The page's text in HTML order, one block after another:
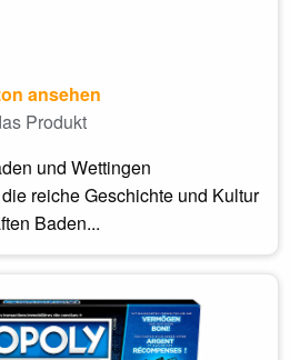
ansehen
Produkt
und Wettingen
reiche Geschichte und Kultur
Baden...